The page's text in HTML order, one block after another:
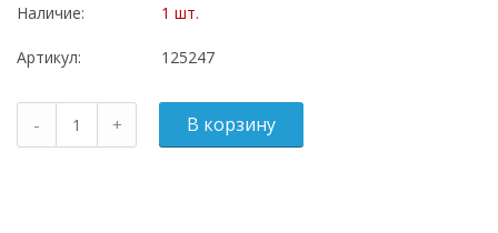
Наличие: 1 шт.
Артикул: 125247